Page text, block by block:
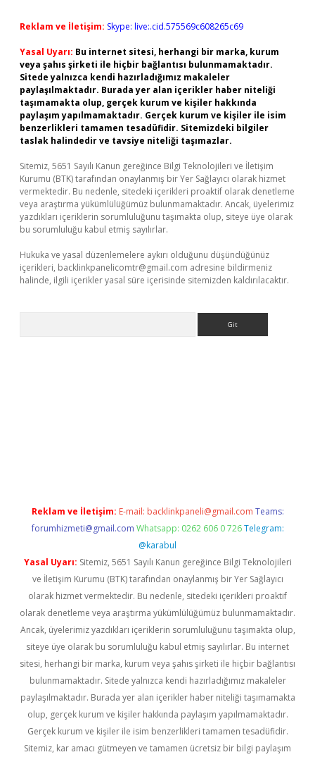
Reklam ve İletişim: Skype: live:.cid.575569c608265c69
Yasal Uyarı: Bu internet sitesi, herhangi bir marka, kurum
veya şahıs şirketi ile hiçbir bağlantısı bulunmamaktadır.
Sitede yalnızca kendi hazırladığımız makaleler
paylaşılmaktadır. Burada yer alan içerikler haber niteliği
taşımamakta olup, gerçek kurum ve kişiler hakkında
paylaşım yapılmamaktadır. Gerçek kurum ve kişiler ile isim
benzerlikleri tamamen tesadüfidir. Sitemizdeki bilgiler
taslak halindedir ve tavsiye niteliği taşımazlar.
Sitemiz, 5651 Sayılı Kanun gereğince Bilgi Teknolojileri ve İletişim
Kurumu (BTK) tarafından onaylanmış bir Yer Sağlayıcı olarak hizmet
vermektedir. Bu nedenle, sitedeki içerikleri proaktif olarak denetleme
veya araştırma yükümlülüğümüz bulunmamaktadır. Ancak, üyelerimiz
yazdıkları içeriklerin sorumluluğunu taşımakta olup, siteye üye olarak
bu sorumluluğu kabul etmiş sayılırlar.
Hukuka ve yasal düzenlemelere aykırı olduğunu düşündüğünüz
içerikleri, backlinkpanelicomtr@gmail.com adresine bildirmeniz
halinde, ilgili içerikler yasal süre içerisinde sitemizden kaldırılacaktır.
Reklam ve İletişim: E-mail: backlinkpaneli@gmail.com Teams:
forumhizmeti@gmail.com Whatsapp: 0262 606 0 726 Telegram:
@karabul
Yasal Uyarı: Sitemiz, 5651 Sayılı Kanun gereğince Bilgi Teknolojileri
ve İletişim Kurumu (BTK) tarafından onaylanmış bir Yer Sağlayıcı
olarak hizmet vermektedir. Bu nedenle, sitedeki içerikleri proaktif
olarak denetleme veya araştırma yükümlülüğümüz bulunmamaktadır.
Ancak, üyelerimiz yazdıkları içeriklerin sorumluluğunu taşımakta olup,
siteye üye olarak bu sorumluluğu kabul etmiş sayılırlar. Bu internet
sitesi, herhangi bir marka, kurum veya şahıs şirketi ile hiçbir bağlantısı
bulunmamaktadır. Sitede yalnızca kendi hazırladığımız makaleler
paylaşılmaktadır. Burada yer alan içerikler haber niteliği taşımamakta
olup, gerçek kurum ve kişiler hakkında paylaşım yapılmamaktadır.
Gerçek kurum ve kişiler ile isim benzerlikleri tamamen tesadüfidir.
Sitemiz, kar amacı gütmeyen ve tamamen ücretsiz bir bilgi paylaşım